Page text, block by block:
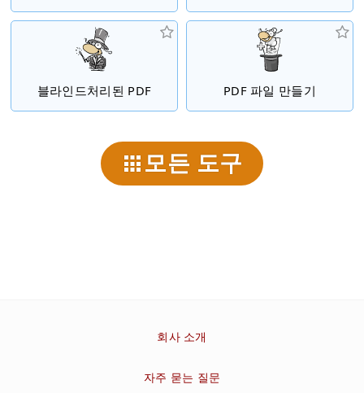
블라인드처리된 PDF PDF 파일 만들기
모든 도구
회사 소개
자주 묻는 질문